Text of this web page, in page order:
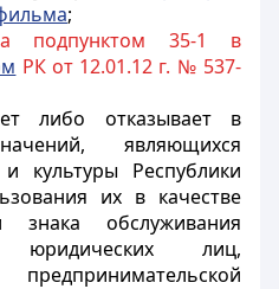
;
подпунктом 35-1 в
РК от 12.01.12 г. № 537-
либо отказывает в
являющихся
культуры Республики
их в качестве
обслуживания
лиц,